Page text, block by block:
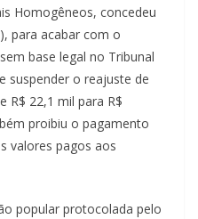
Homogêneos, concedeu
para acabar com o
base legal no Tribunal
suspender o reajuste de
R$ 22,1 mil para R$
proibiu o pagamento
valores pagos aos
popular protocolada pelo